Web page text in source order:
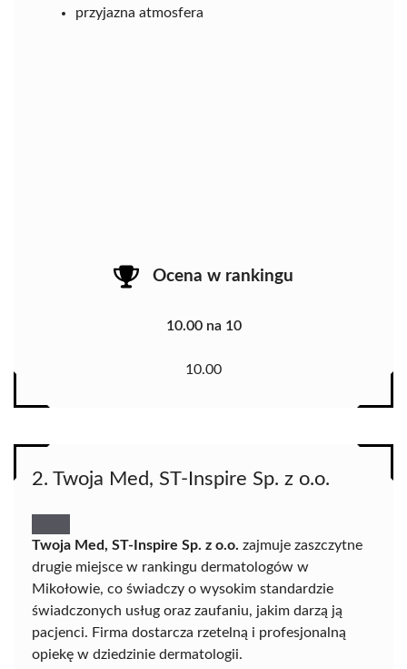
przyjazna atmosfera
Ocena w rankingu
10.00 na 10
10.00
2. Twoja Med, ST-Inspire Sp. z o.o.
Twoja Med, ST-Inspire Sp. z o.o. zajmuje zaszczytne
drugie miejsce w rankingu dermatologów w
Mikołowie, co świadczy o wysokim standardzie
świadczonych usług oraz zaufaniu, jakim darzą ją
pacjenci. Firma dostarcza rzetelną i profesjonalną
opiekę w dziedzinie dermatologii.